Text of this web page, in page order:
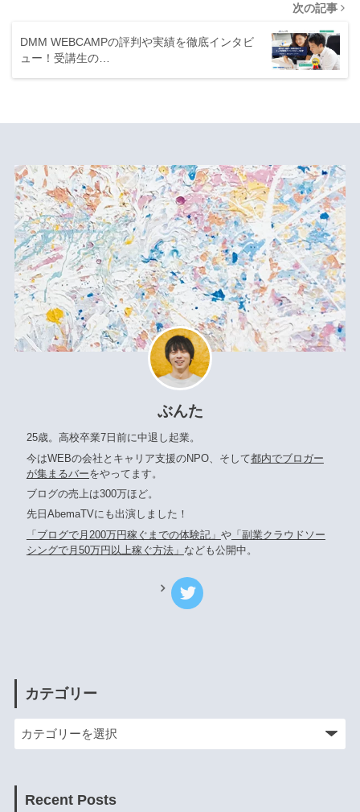
次の記事
DMM WEBCAMPの評判や実績を徹底インタビ
ュー！受講生の…
ぶんた
25歳。高校卒業7日前に中退し起業。
今はWEBの会社とキャリア支援のNPO、そして都内でブロガー
が集まるバーをやってます。
ブログの売上は300万ほど。
先日AbemaTVにも出演しました！
「ブログで月200万円稼ぐまでの体験記」 や「副業クラウドソー
シングで月50万円以上稼ぐ方法」 なども公開中。
カテゴリー
Recent Posts